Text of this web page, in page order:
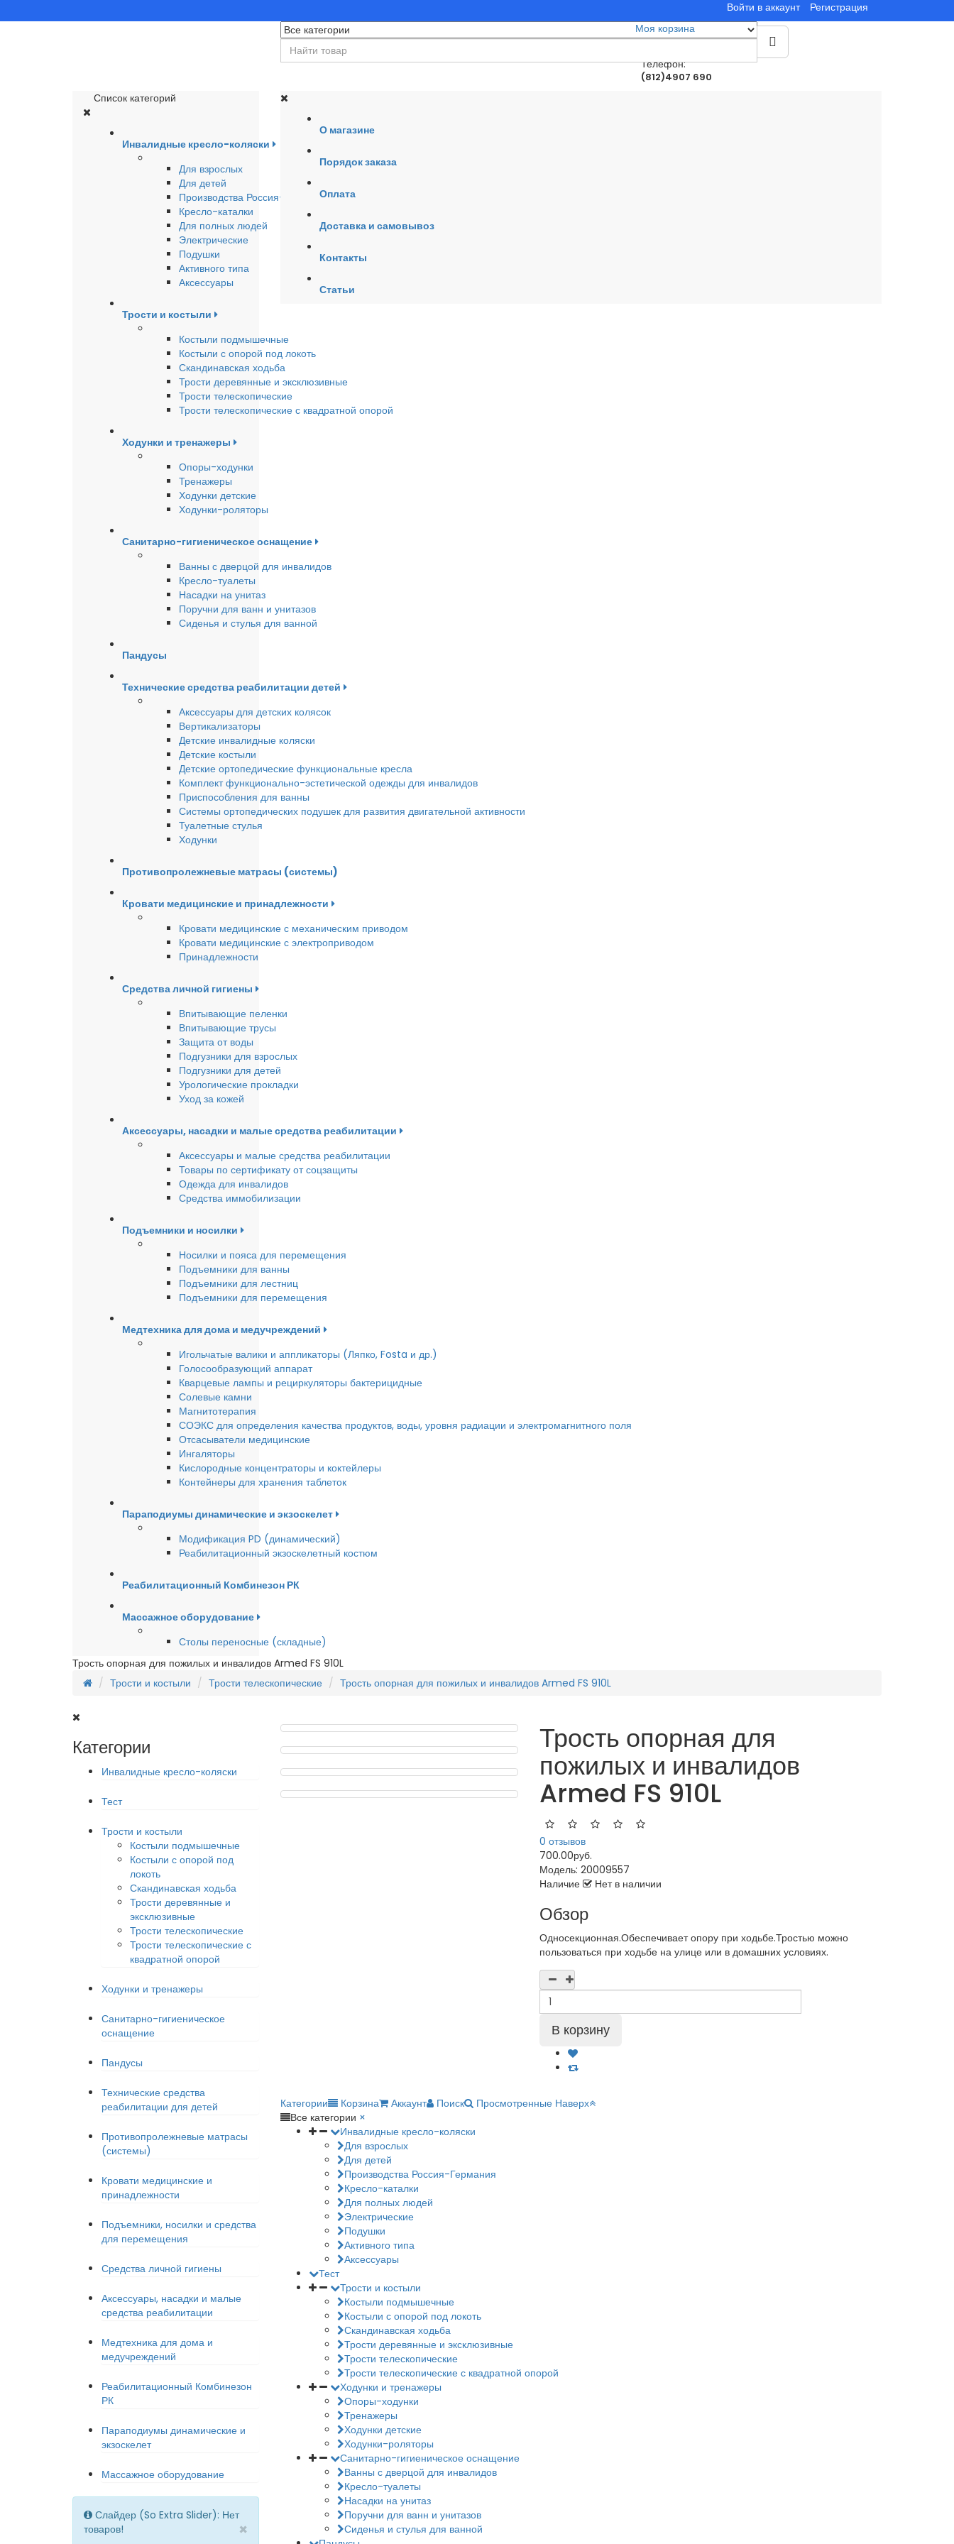
Войти в аккаунт
Регистрация
Моя корзина
Телефон:
(812)4907 690
Список категорий
Инвалидные кресло-коляски
Для взрослых
Для детей
Производства Россия-Германия
Кресло-каталки
Для полных людей
Электрические
Подушки
Активного типа
Аксессуары
Трости и костыли
Костыли подмышечные
Костыли с опорой под локоть
Скандинавская ходьба
Трости деревянные и эксклюзивные
Трости телескопические
Трости телескопические с квадратной опорой
Ходунки и тренажеры
Опоры-ходунки
Тренажеры
Ходунки детские
Ходунки-роляторы
Санитарно-гигиеническое оснащение
Ванны с дверцой для инвалидов
Кресло-туалеты
Насадки на унитаз
Поручни для ванн и унитазов
Сиденья и стулья для ванной
Пандусы
Технические средства реабилитации детей
Аксессуары для детских колясок
Вертикализаторы
Детские инвалидные коляски
Детские костыли
Детские ортопедические функциональные кресла
Комплект функционально-эстетической одежды для инвалидов
Приспособления для ванны
Системы ортопедических подушек для развития двигательной активности
Туалетные стулья
Ходунки
Противопролежневые матрасы (системы)
Кровати медицинские и принадлежности
Кровати медицинские с механическим приводом
Кровати медицинские с электроприводом
Принадлежности
Средства личной гигиены
Впитывающие пеленки
Впитывающие трусы
Защита от воды
Подгузники для взрослых
Подгузники для детей
Урологические прокладки
Уход за кожей
Аксессуары, насадки и малые средства реабилитации
Аксессуары и малые средства реабилитации
Товары по сертификату от соцзащиты
Одежда для инвалидов
Средства иммобилизации
Подъемники и носилки
Носилки и пояса для перемещения
Подъемники для ванны
Подъемники для лестниц
Подъемники для перемещения
Медтехника для дома и медучреждений
Игольчатые валики и аппликаторы (Ляпко, Fosta и др.)
Голосообразующий аппарат
Кварцевые лампы и рециркуляторы бактерицидные
Солевые камни
Магнитотерапия
СОЭКС для определения качества продуктов, воды, уровня радиации и электромагнитного поля
Отсасыватели медицинские
Ингаляторы
Кислородные концентраторы и коктейлеры
Контейнеры для хранения таблеток
Параподиумы динамические и экзоскелет
Модификация PD (динамический)
Реабилитационный экзоскелетный костюм
Реабилитационный Комбинезон РК
Массажное оборудование
Столы переносные (складные)
О магазине
Порядок заказа
Оплата
Доставка и самовывоз
Контакты
Статьи
Трость опорная для пожилых и инвалидов Armed FS 910L
Трости и костыли
Трости телескопические Трость опорная для пожилых и инвалидов Armed FS 910L
Категории
Инвалидные кресло-коляски
Тест
Трости и костыли
Костыли подмышечные
Костыли с опорой под
локоть
Скандинавская ходьба
Трости деревянные и
эксклюзивные
Трости телескопические
Трости телескопические с
квадратной опорой
Ходунки и тренажеры
Санитарно-гигиеническое
оснащение
Пандусы
Технические средства
реабилитации для детей
Противопролежневые матрасы
(системы)
Кровати медицинские и
принадлежности
Подъемники, носилки и средства
для перемещения
Средства личной гигиены
Аксессуары, насадки и малые
средства реабилитации
Медтехника для дома и
медучреждений
Реабилитационный Комбинезон
РК
Параподиумы динамические и
экзоскелет
Массажное оборудование
Слайдер (So Extra Slider): Нет
товаров!
×
Трость опорная для
пожилых и инвалидов
Armed FS 910L
0 отзывов
700.00руб.
Модель:20009557
Наличие
Нет в наличии
Обзор
Односекционная.Обеспечивает опору при ходьбе.Тростью можно
пользоваться при ходьбе на улице или в домашних условиях.
Категории Корзина Аккаунт Поиск Просмотренные Наверх
Все категории ×
Инвалидные кресло-коляски
Для взрослых
Для детей
Производства Россия-Германия
Кресло-каталки
Для полных людей
Электрические
Подушки
Активного типа
Аксессуары
Тест
Трости и костыли
Костыли подмышечные
Костыли с опорой под локоть
Скандинавская ходьба
Трости деревянные и эксклюзивные
Трости телескопические
Трости телескопические с квадратной опорой
Ходунки и тренажеры
Опоры-ходунки
Тренажеры
Ходунки детские
Ходунки-роляторы
Санитарно-гигиеническое оснащение
Ванны с дверцой для инвалидов
Кресло-туалеты
Насадки на унитаз
Поручни для ванн и унитазов
Сиденья и стулья для ванной